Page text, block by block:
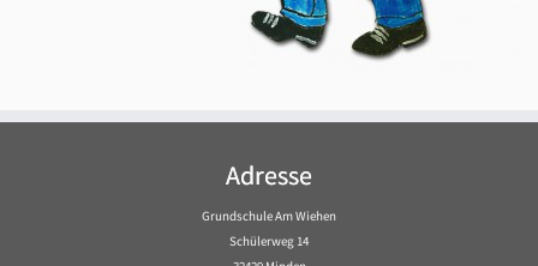
Adresse
Grundschule Am Wiehen
Schülerweg 14